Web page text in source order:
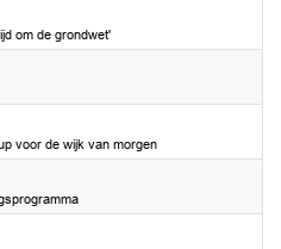
om de grondwet'
voor de wijk van morgen